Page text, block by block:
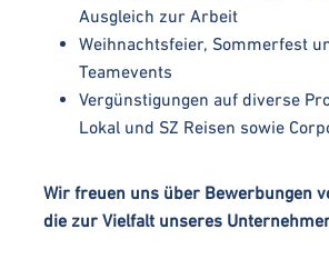
Ausgleich zur Arbeit
Weihnachtsfeier, Sommerfest
Teamevents
Vergünstigungen auf diverse
Lokal und SZ Reisen sowie
Wir freuen uns über Bewerbungen
die zur Vielfalt unseres